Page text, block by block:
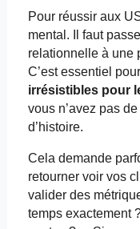
Pour réussir aux
mental. Il faut
relationnelle à une
C’est essentiel pour
irrésistibles pour
vous n’avez pas
d’histoire.
Cela demande
retourner voir vos
valider des
temps exactement